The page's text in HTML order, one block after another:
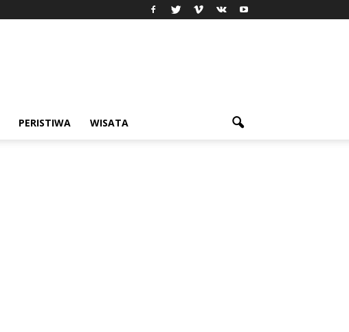
PERISTIWA WISATA